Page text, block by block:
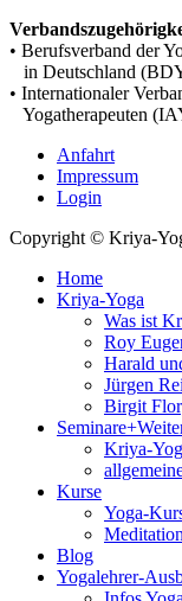
• Berufsverband der
in Deutschland
• Internationaler
Yogatherapeuten
Anfahrt
Impressum
Login
Copyright © Kriya-
Home
Kriya-Yoga
Was ist
Roy
Harald
Jürgen
Birgit
Kriya-
Kurse
Yoga-
Blog
Yogalehrer-